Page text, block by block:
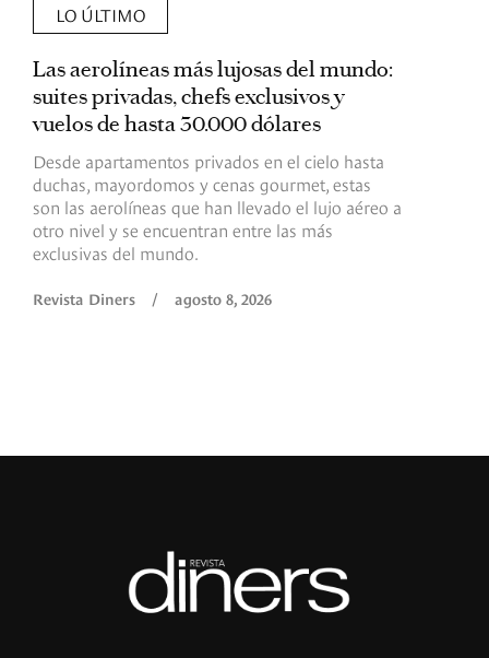
LO ÚLTIMO
Las aerolíneas más lujosas del mundo:
suites privadas, chefs exclusivos y
vuelos de hasta 30.000 dólares
Desde apartamentos privados en el cielo hasta
duchas, mayordomos y cenas gourmet, estas
son las aerolíneas que han llevado el lujo aéreo a
otro nivel y se encuentran entre las más
exclusivas del mundo.
Revista Diners / agosto 8, 2026